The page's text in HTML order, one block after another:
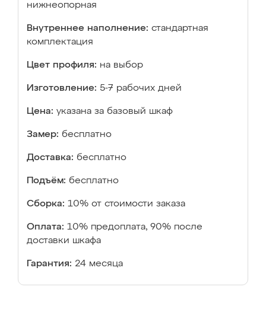
нижнеопорная
Внутреннее наполнение: стандартная
комплектация
Цвет профиля: на выбор
Изготовление: 5-7 рабочих дней
Цена: указана за базовый шкаф
Замер: бесплатно
Доставка: бесплатно
Подъём: бесплатно
Сборка: 10% от стоимости заказа
Оплата: 10% предоплата, 90% после
доставки шкафа
Гарантия: 24 месяца